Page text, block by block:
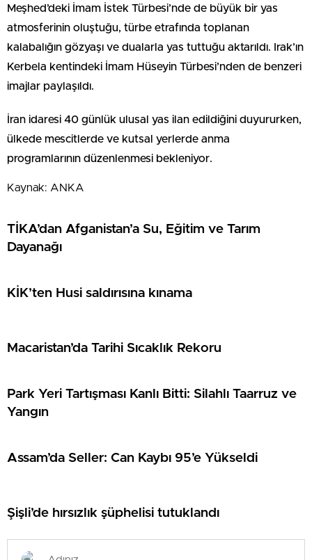
Meşhed’deki İmam İstek Türbesi’nde de büyük bir yas
atmosferinin oluştuğu, türbe etrafında toplanan
kalabalığın gözyaşı ve dualarla yas tuttuğu aktarıldı. Irak’ın
Kerbela kentindeki İmam Hüseyin Türbesi’nden de benzeri
imajlar paylaşıldı.
İran idaresi 40 günlük ulusal yas ilan edildiğini duyururken,
ülkede mescitlerde ve kutsal yerlerde anma
programlarının düzenlenmesi bekleniyor.
Kaynak: ANKA
TİKA’dan Afganistan’a Su, Eğitim ve Tarım
Dayanağı
KİK’ten Husi saldırısına kınama
Macaristan’da Tarihi Sıcaklık Rekoru
Park Yeri Tartışması Kanlı Bitti: Silahlı Taarruz ve
Yangın
Assam’da Seller: Can Kaybı 95’e Yükseldi
Şişli’de hırsızlık şüphelisi tutuklandı